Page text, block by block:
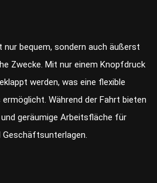
nur bequem, sondern auch äußerst
Zwecke. Mit nur einem Knopfdruck
werden, was eine flexible
Während der Fahrt bieten
geräumige Arbeitsfläche für